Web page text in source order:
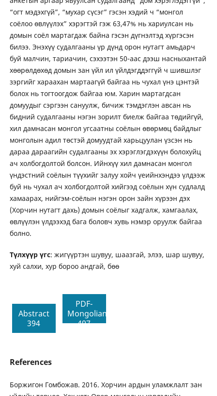
“огт мэдэхгүй”, “мухар сүсэг” гэсэн хэдий ч “монгол
соёлоо өвлүүлэх” хэрэгтэй гэж 63,47% нь хариулсан нь
домын соёл мартагдаж байна гэсэн дүгнэлтэд хүргэсэн
билээ. Энэхүү судалгааны үр дүнд орон нутагт амьдарч
буй малчин, тариачин, сэхээтэн 50-аас дээш насныхантай
хөөрөлдөхөд домын зан үйл ил үйлдэгддэггүй ч шившлэг
зэргийг хараахан мартаагүй байгаа нь чухал үнэ цэнтэй
болох нь тогтоогдож байгаа юм. Харин мартагдсан
домуудыг сэргээн сануулж, бичиж тэмдэглэн авсан нь
бидний судалгааны нэгэн зорилт биелж байгаа төдийгүй,
хил дамнасан монгол угсаатны соёлын өвөрмөц байдлыг
монголын адил төстэй домуудтай харьцуулан үзсэн нь
дараа дараагийн судалгааны эх хэрэглэгдэхүүн болохуйц
ач холбогдолтой болсон. Ийнхүү хил дамнасан монгол
үндэстний соёлын түүхийг залуу хойч үеийнхэндээ үлдээж
буй нь чухал ач холбогдолтой хийгээд соёлын хүн судлалд
хамаарах, нийгэм-соёлын нэгэн орон зайн хүрээн дэх
(Хорчин нутагт дахь) домын соёлыг хадгалж, хамгаалах,
өвлүүлэн үлдээхэд бага боловч хувь нэмэр оруулж байгаа
болно.
Түлхүүр үгс: жигүүртэн шувуу, шаазгай, элээ, шар шувуу,
хуй салхи, хур бороо андгай, бөө
Abstract
394
PDF-
Mongolian
497
References
Боржигон Гомбожав. 2016. Хорчин ардын уламжлалт зан